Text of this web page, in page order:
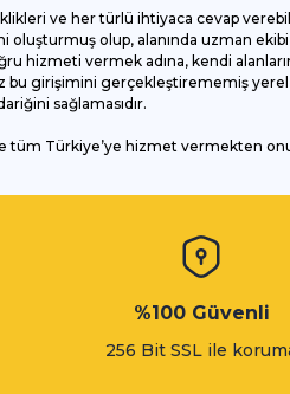
Gönder
ve her türlü ihtiyaca cevap
olup, alanında uzman ekibi
hizmeti vermek adına, kendi
girişimini gerçekleştirememiş yerel
sağlamasıdır.
tüm Türkiye’ye hizmet vermekten
%100 Güvenli
256 Bit SSL ile